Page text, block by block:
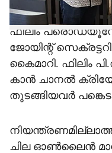
ചാനല്‍ ചീഫ്
ഫിലിം
ജോയിന്റ്
കൈമാറി. ഫിലിം
കാന്‍ ചാനല്‍
തുടങ്ങിയവര്‍
ചില ഓണ്‍ലൈന്‍